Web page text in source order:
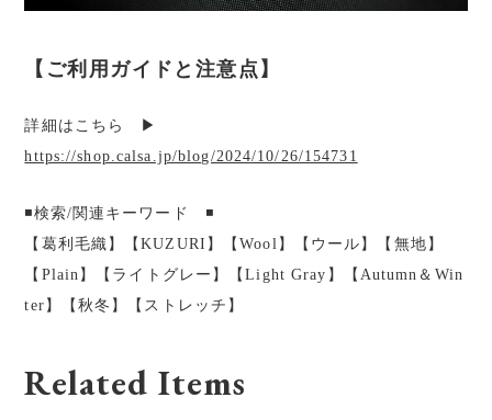
【ご利用ガイドと注意点】
詳細はこちら ▶︎
https://shop.calsa.jp/blog/2024/10/26/154731
◾️検索/関連キーワード ◾️
【葛利毛織】【KUZURI】【Wool】【ウール】【無地】
【Plain】【ライトグレー】【Light Gray】【Autumn＆Win
ter】【秋冬】【ストレッチ】
Related Items